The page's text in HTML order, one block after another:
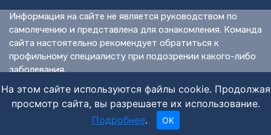
Информация на сайте не является руководством по
самолечению и представлена для ознакомления. Команда
сайта настоятельно рекомендует обратиться к
профильному специалисту при подозрении какого-либо
заболевания.
ИМЕЮТСЯ ПРОТИВОПОКАЗАНИЯ. НЕОБХОДИМА
КОНСУЛЬТАЦИЯ СПЕЦИАЛИСТА.
На этом сайте используются файлы cookie. Продолжая
просмотр сайта, вы разрешаете их использование.
Подробнее. OK